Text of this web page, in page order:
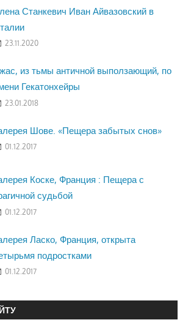
Станкевич Иван Айвазовский в
23.11.2020
из тьмы античной выползающий, по
Гекатонхейры
23.01.2018
Шове. «Пещера забытых снов»
01.12.2017
Коске, Франция : Пещера с
судьбой
01.12.2017
Ласко, Франция, открыта
подростками
01.12.2017